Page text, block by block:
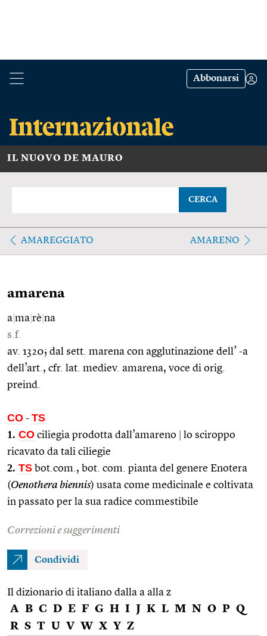
Abbonarsi
IL NUOVO DE MAURO
CERCA
AMAREGGIATO AMARENO
amarena
a ma rè na
s.f.
av. 1320; dal sett. marena con agglutinazione dell’ -a
dell’art., cfr. lat. mediev. amarena, voce di orig.
preind.
CO - TS
1. CO ciliegia prodotta dall’amareno
lo sciroppo
ricavato da tali ciliegie
2. TS bot.com., bot. com. pianta del genere Enotera
(Oenothera biennis) usata come medicinale e coltivata
in passato per la sua radice commestibile
Correzioni e suggerimenti
Condividi
Il dizionario di italiano dalla a alla z
A B C D E F G H I J K L M N O P Q
R S T U V W X Y Z